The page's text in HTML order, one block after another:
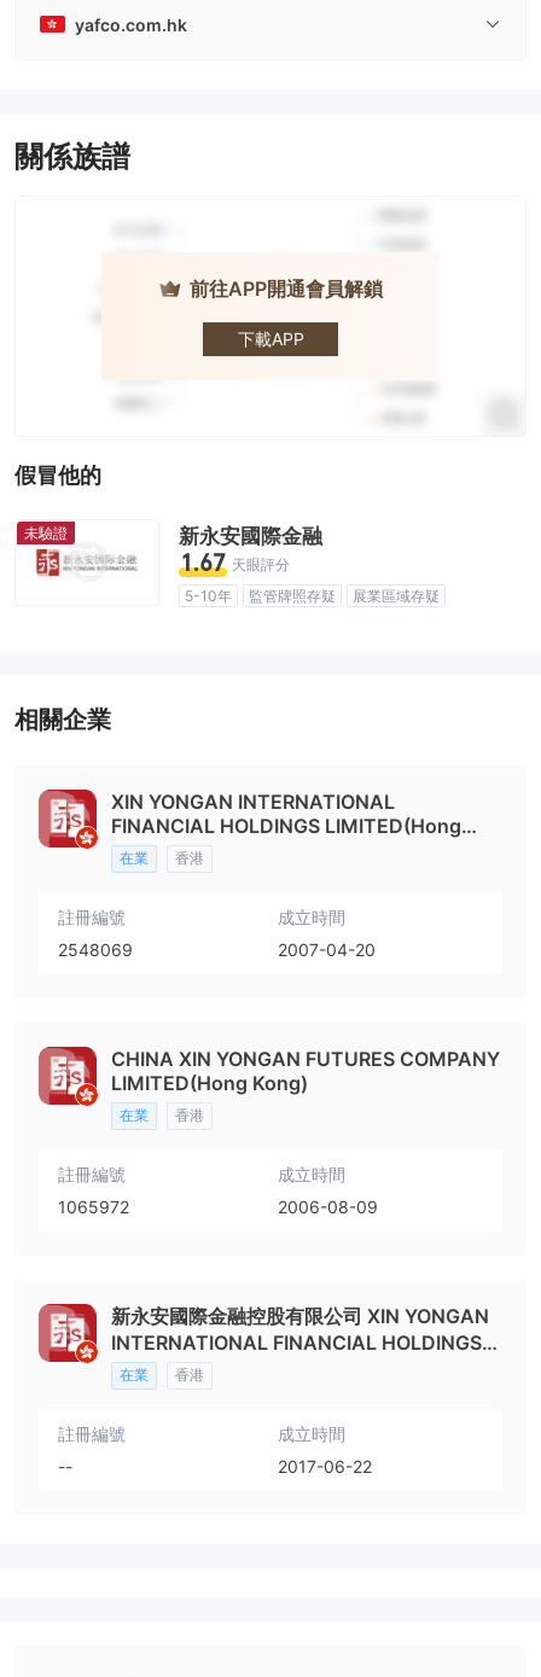
yafco.com.hk
關係族譜
前往APP開通會員解鎖
下載APP
XIN YONGAN
INTERNATIONAL
LIMITED · 新永安國際
金融控股有限公司
假冒他的
未驗證 新永安國際金融
1.67 天眼評分
5-10年
監管牌照存疑
展業區域存疑
相關企業
XIN YONGAN INTERNATIONAL
FINANCIAL HOLDINGS LIMITED(Hong
Kong)
在業 香港
註冊編號
2548069
成立時間
2007-04-20
CHINA XIN YONGAN FUTURES COMPANY
LIMITED(Hong Kong)
在業 香港
註冊編號
1065972
成立時間
2006-08-09
新永安國際金融控股有限公司 XIN YONGAN
INTERNATIONAL FINANCIAL HOLDINGS
LIMITED
在業 香港
註冊編號
--
成立時間
2017-06-22